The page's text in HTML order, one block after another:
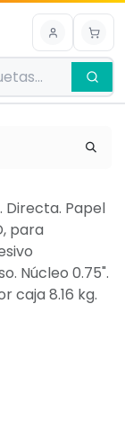
Directa. Papel
para
Núcleo 0.75".
caja 8.16 kg.